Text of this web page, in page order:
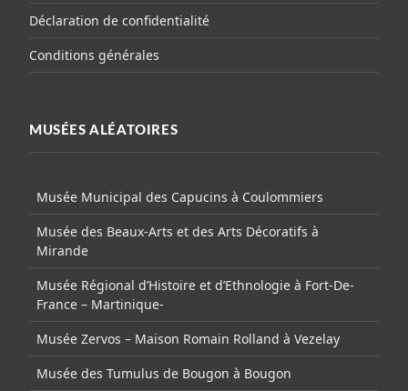
Déclaration de confidentialité
Conditions générales
MUSÉES ALÉATOIRES
Musée Municipal des Capucins à Coulommiers
Musée des Beaux-Arts et des Arts Décoratifs à
Mirande
Musée Régional d’Histoire et d’Ethnologie à Fort-De-
France – Martinique-
Musée Zervos – Maison Romain Rolland à Vezelay
Musée des Tumulus de Bougon à Bougon